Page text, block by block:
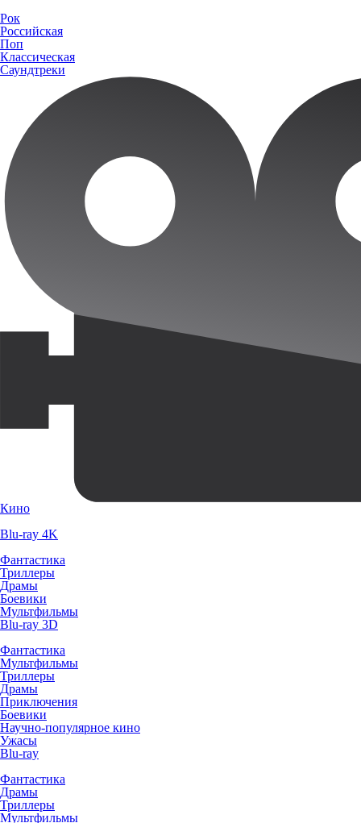
Рок
Российская
Поп
Классическая
Саундтреки
Кино
Blu-ray 4K
Фантастика
Триллеры
Драмы
Боевики
Мультфильмы
Blu-ray 3D
Фантастика
Мультфильмы
Триллеры
Драмы
Приключения
Боевики
Научно-популярное кино
Ужасы
Blu-ray
Фантастика
Драмы
Триллеры
Мультфильмы